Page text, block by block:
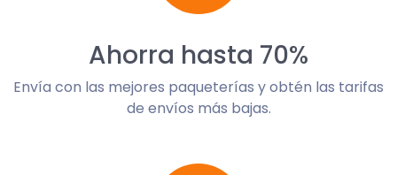
Ahorra hasta 70%
Envía con las mejores paqueterías y obtén las tarifas
de envíos más bajas.